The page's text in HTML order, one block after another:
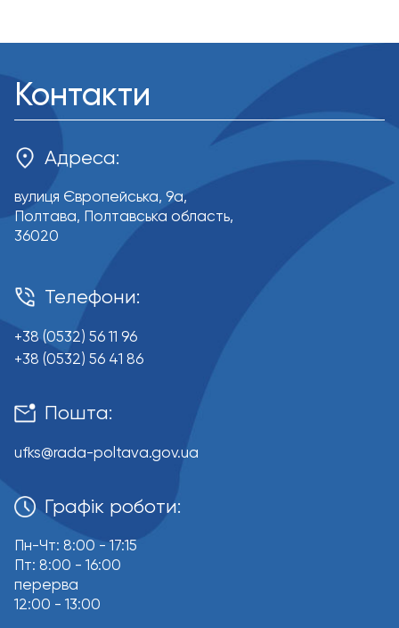
Контакти
Адреса:
вулиця Європейська, 9a,
Полтава, Полтавська область,
36020
Телефони:
+38 (0532) 56 11 96
+38 (0532) 56 41 86
Пошта:
ufks@rada-poltava.gov.ua
Графік роботи:
Пн-Чт: 8:00 - 17:15
Пт: 8:00 - 16:00
перерва
12:00 - 13:00